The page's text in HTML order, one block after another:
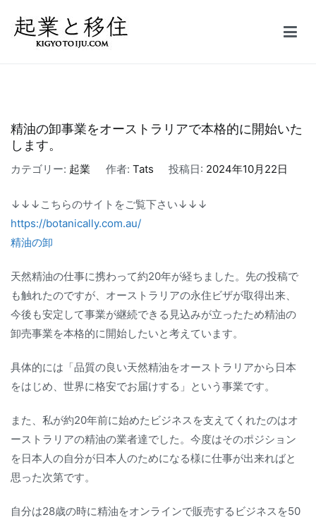
精油の卸事業をオーストラリアで本格的に開始いた
します。
カテゴリー: 起業 作者: Tats 投稿日: 2024年10月22日
↓↓↓こちらのサイトをご覧下さい↓↓↓
https://botanically.com.au/
精油の卸
天然精油の仕事に携わって約20年が経ちました。先の投稿で
も触れたのですが、オーストラリアの永住ビザが取得出来、
今後も安定して事業が継続できる見込みが立ったため精油の
卸売事業を本格的に開始したいと考えています。
具体的には「品質の良い天然精油をオーストラリアから日本
をはじめ、世界に格安でお届けする」という事業です。
また、私が約20年前に始めたビジネスを支えてくれたのはオ
ーストラリアの精油の業者達でした。今度はそのポジション
を日本人の自分が日本人のためになる様に仕事が出来ればと
思った次第です。
自分は28歳の時に精油をオンラインで販売するビジネスを50